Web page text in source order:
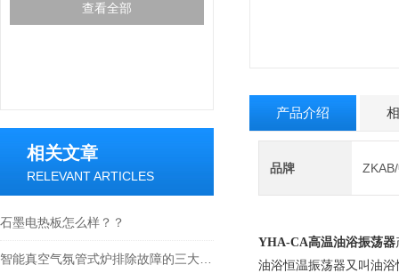
查看全部
相关文章
RELEVANT ARTICLES
石墨电热板怎么样？？
产品介绍
品牌
YHA-CA高温油浴振荡器
油浴恒温振荡器又叫油